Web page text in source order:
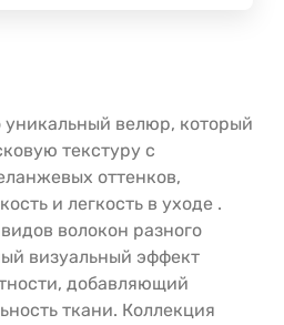
уникальный велюр, который
текстуру с
оттенков,
и легкость в уходе .
волокон разного
визуальный эффект
добавляющий
ткани. Коллекция